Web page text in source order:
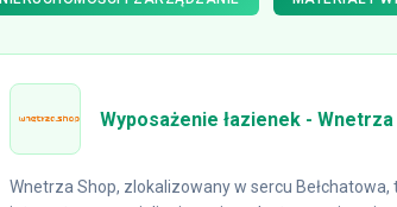
Wyposażenie łazienek - Wnetrza
Wnetrza Shop, zlokalizowany w sercu